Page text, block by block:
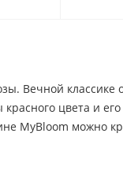
Вечной
цвета и
MyBloom можно